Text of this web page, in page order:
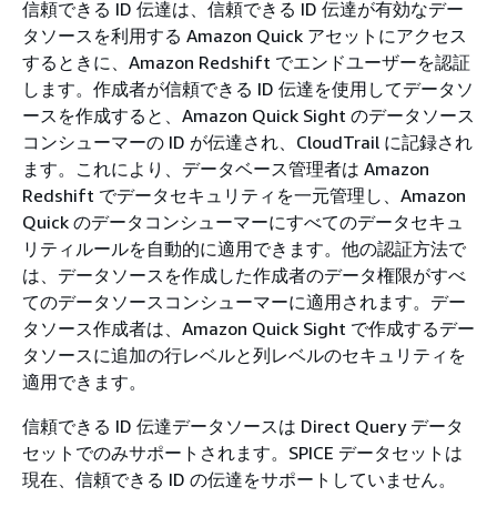
信頼できる ID 伝達は、信頼できる ID 伝達が有効なデー
タソースを利用する Amazon Quick アセットにアクセス
するときに、Amazon Redshift でエンドユーザーを認証
します。作成者が信頼できる ID 伝達を使用してデータソ
ースを作成すると、Amazon Quick Sight のデータソース
コンシューマーの ID が伝達され、CloudTrail に記録され
ます。これにより、データベース管理者は Amazon
Redshift でデータセキュリティを一元管理し、Amazon
Quick のデータコンシューマーにすべてのデータセキュ
リティルールを自動的に適用できます。他の認証方法で
は、データソースを作成した作成者のデータ権限がすべ
てのデータソースコンシューマーに適用されます。デー
タソース作成者は、Amazon Quick Sight で作成するデー
タソースに追加の行レベルと列レベルのセキュリティを
適用できます。
信頼できる ID 伝達データソースは Direct Query データ
セットでのみサポートされます。SPICE データセットは
現在、信頼できる ID の伝達をサポートしていません。